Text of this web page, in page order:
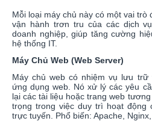
Mỗi loại máy chủ này có một vai
vận hành trơn tru của các dịch
doanh nghiệp, giúp tăng cường
hệ thống IT.
Máy Chủ Web (Web Server)
Máy chủ web có nhiệm vụ lưu trữ
ứng dụng web. Nó xử lý các yêu
lại các tài liệu hoặc trang web
trọng trong việc duy trì hoạt động
trực tuyến. Phổ biến: Apache,